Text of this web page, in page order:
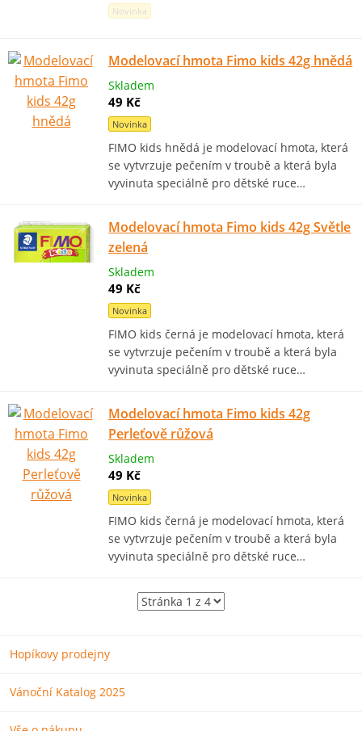
Novinka
Modelovací hmota Fimo kids 42g hnědá
Skladem
49 Kč
Novinka
FIMO kids hnědá je modelovací hmota, která
se vytvrzuje pečením v troubě a která byla
vyvinuta speciálně pro dětské ruce…
Modelovací hmota Fimo kids 42g Světle
zelená
Skladem
49 Kč
Novinka
FIMO kids černá je modelovací hmota, která
se vytvrzuje pečením v troubě a která byla
vyvinuta speciálně pro dětské ruce…
Modelovací hmota Fimo kids 42g
Perleťově růžová
Skladem
49 Kč
Novinka
FIMO kids černá je modelovací hmota, která
se vytvrzuje pečením v troubě a která byla
vyvinuta speciálně pro dětské ruce…
Hopíkovy prodejny
Vánoční Katalog 2025